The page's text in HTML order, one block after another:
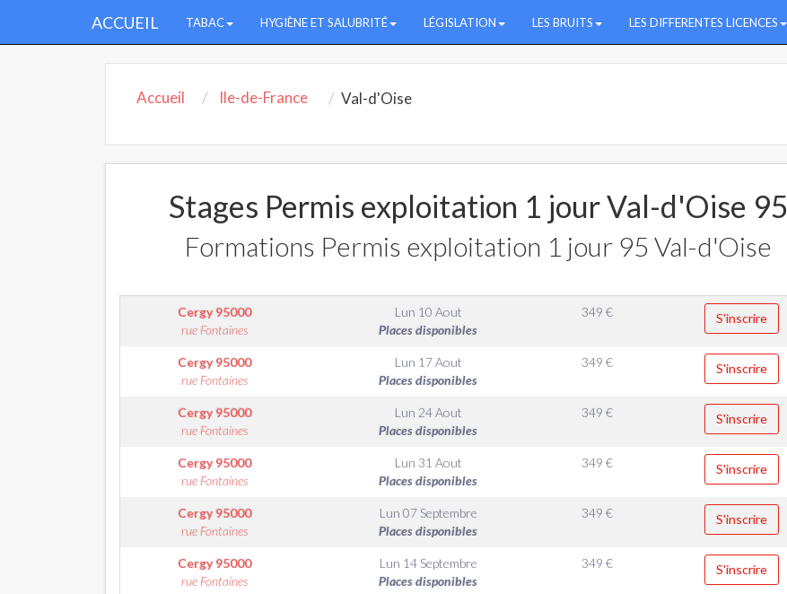
ACCUEIL TABAC HYGIÈNE ET SALUBRITÉ LÉGISLATION LES BRUITS LES DIFFERENTES LICENCES
Accueil Ile-de-France Val-d'Oise
Stages Permis exploitation 1 jour Val-d'Oise 95
Formations Permis exploitation 1 jour 95 Val-d'Oise
Cergy95000
rue Fontaines
Lun 10 Aout
Places disponibles
349€ S'inscrire
Cergy95000
rue Fontaines
Lun 17 Aout
Places disponibles
349€ S'inscrire
Cergy95000
rue Fontaines
Lun 24 Aout
Places disponibles
349€ S'inscrire
Cergy95000
rue Fontaines
Lun 31 Aout
Places disponibles
349€ S'inscrire
Cergy95000
rue Fontaines
Lun 07 Septembre
Places disponibles
349€ S'inscrire
Cergy95000
rue Fontaines
Lun 14 Septembre
Places disponibles
349€ S'inscrire